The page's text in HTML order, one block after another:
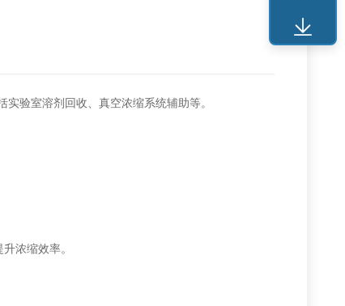
验室溶剂回收、真空浓缩系统辅助等。
浓缩效率。